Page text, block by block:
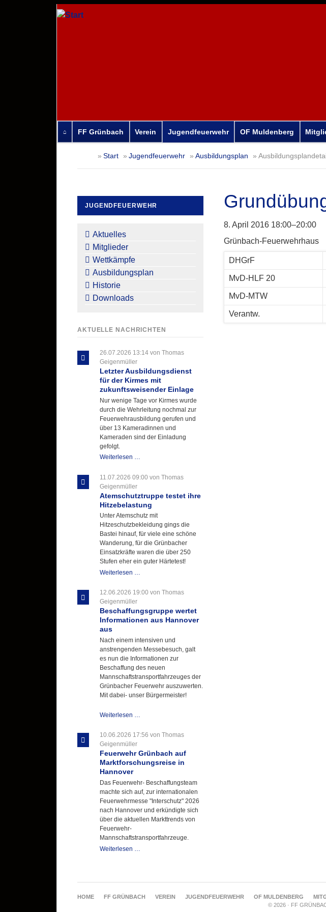
FF Grünbach Verein Jugendfeuerwehr OF Muldenberg
überspringen
Start Jugendfeuerwehr Ausbildungsplan
8. April 2016 18:00–20:00
Grünbach-Feuerwehrhaus
DHGrF
MvD-HLF 20
MvD-MTW
Verantw.
JUGENDFEUERWEHR
überspringen
Aktuelles
Mitglieder
Wettkämpfe
Ausbildungsplan
Historie
Downloads
AKTUELLE NACHRICHTEN
26.07.2026 13:14 von Thomas
Geigenmüller
Letzter Ausbildungsdienst
für der Kirmes mit
zukunftsweisender Einlage
Nur wenige Tage vor Kirmes wurde
durch die Wehrleitung nochmal zur
Feuerwehrausbildung gerufen und
über 13 Kameradinnen und
Kameraden sind der Einladung
gefolgt.
Weiterlesen …
für
Kirmes
mit
zukunftsweisender
Einlage
11.07.2026 09:00 von Thomas
Geigenmüller
Atemschutztruppe testet ihre
Hitzebelastung
Unter Atemschutz mit
Hitzeschutzbekleidung gings die
Bastei hinauf, für viele eine schöne
Wanderung, für die Grünbacher
Einsatzkräfte waren die über 250
Stufen eher ein guter Härtetest!
Weiterlesen …
ihre
12.06.2026 19:00 von Thomas
Geigenmüller
Beschaffungsgruppe wertet
Informationen aus Hannover
aus
Nach einem intensiven und
anstrengenden Messebesuch, galt
es nun die Informationen zur
Beschaffung des neuen
Mannschaftstransportfahrzeuges der
Grünbacher Feuerwehr auszuwerten.
Mit dabei- unser Bürgermeister!
Weiterlesen …
Informationen
Hannover
aus
10.06.2026 17:56 von Thomas
Geigenmüller
Feuerwehr Grünbach auf
Marktforschungsreise in
Hannover
Das Feuerwehr- Beschaffungsteam
machte sich auf, zur internationalen
Feuerwehrmesse "Interschutz" 2026
nach Hannover und erkündigte sich
über die aktuellen Markttrends von
Feuerwehr-
Mannschaftstransportfahrzeuge.
Weiterlesen …
in
Hannover
NAVIGATION
HOME FF GRÜNBACH VEREIN JUGENDFEUERWEHR OF MULDENBERG
© 2026 · FF